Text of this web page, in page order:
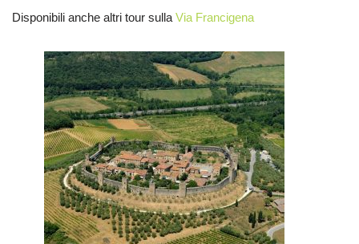
Disponibili anche altri tour sulla Via Francigena